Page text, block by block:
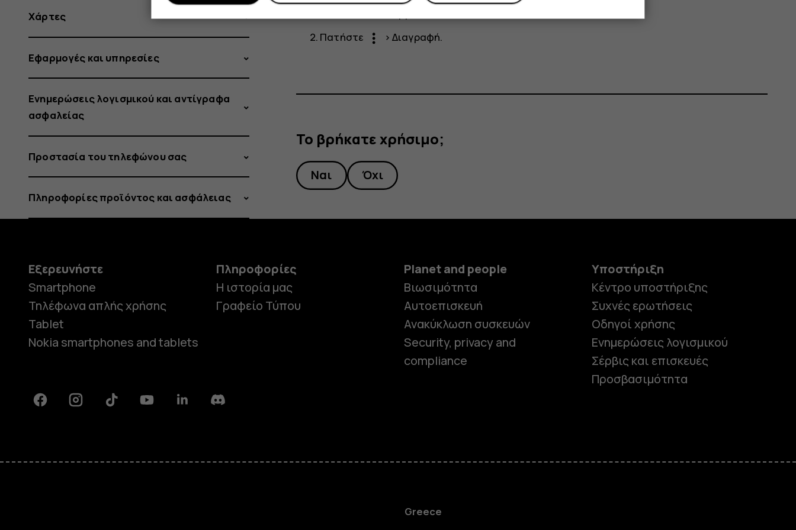
Πατήστε
more_vert > Διαγραφή.
Το βρήκατε χρήσιμο;
Ναι Όχι
Χάρτες
Εφαρμογές και υπηρεσίες
Ενημερώσεις λογισμικού και αντίγραφα
ασφαλείας
Προστασία του τηλεφώνου σας
Πληροφορίες προϊόντος και ασφάλειας
Εξερευνήστε
Smartphone
Τηλέφωνα απλής χρήσης
Tablet
Nokia smartphones and tablets
Πληροφορίες
Η ιστορία μας
Γραφείο Τύπου
Planet and people
Βιωσιμότητα
Αυτοεπισκευή
Ανακύκλωση συσκευών
Security, privacy and
compliance
Υποστήριξη
Κέντρο υποστήριξης
Συχνές ερωτήσεις
Οδηγοί χρήσης
Ενημερώσεις λογισμικού
Σέρβις και επισκευές
Προσβασιμότητα
FacebookInstagramTiktok YoutubeLinkedinDiscord
Greece